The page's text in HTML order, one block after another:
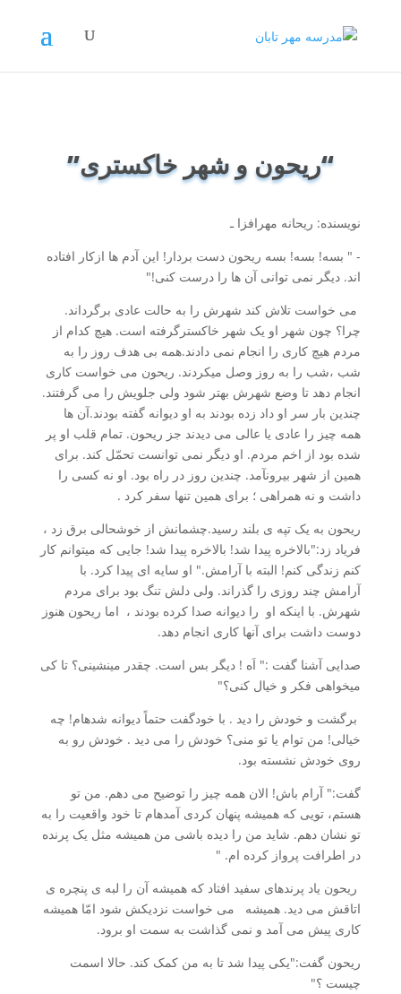
“ریحون و شهر خاکستری”
نویسنده: ریحانه مهرافزا ـ‌
- " بسه! بسه! بسه ریحون دست بردار! این­ آدم­ ها ازکار افتاده
­اند. دیگر نمی ­توانی آن­ ها را درست کنی!"
می­ خواست تلاش ­کند شهرش را به حالت عادی برگرداند.
چرا؟ چون شهر او یک شهر خاکسترگرفته است. هیچ ­کدام از
مردم هیچ­ کاری را انجام نمی ­دادند.همه بی ­هدف روز را به
شب­ ،شب را به روز وصل می­کردند. ریحون می­ خواست کاری
انجام دهد تا وضع شهرش بهتر شود ولی جلویش را می ­گرفتند.
چندین بار سر او داد زده بودند به او دیوانه گفته بودند.آن ­ها
همه چیز را عادی یا عالی می دیدند جز ریحون. تمام قلب او پر
شده بود از اخم مردم. او دیگر نمی ­توانست تحمّل ­کند. برای
همین از شهر بیرون­آمد. چندین روز در راه بود. او نه ­کسی را
داشت و نه همراهی ؛ برای همین تنها سفر کرد .
ریحون به یک تپه ­ی بلند رسید.چشمانش از خوشحالی برق زد ،
فریاد زد:"بالاخره پیدا شد! بالاخره پیدا شد! جایی که می­توانم ­کار
کنم زندگی ­کنم! البته با آرامش." او سایه ­ای پیدا کرد. با
آرامش چند روزی را گذراند. ولی دلش­ تنگ بود برای مردم
شهرش. با این­که او را دیوانه صدا کرده بودند ، اما ریحون هنوز
دوست داشت برای آنها کاری انجام دهد.
صدایی ­آشنا گفت :" اَه ! دیگر بس است. چقدر می­نشینی؟ تا کی
می­خواهی فکر و خیال کنی؟"
برگشت و خودش را دید . با خودگفت حتماً دیوانه شده­ام! چه
خیالی! من توام یا تو منی؟ خودش را می دید . خودش رو به
روی خودش نشسته بود.
گفت:" آرام باش! الان همه چیز را توضیح می دهم. من تو
هستم، تویی که همیشه پنهان­ کردی­ آمده­ام تا خود واقعیت را به
تو نشان دهم. شاید من را دیده باشی من همیشه مثل یک پرنده
در اطرافت پرواز کرده ­ام. "
ریحون یاد پرنده­ای سفید افتاد که همیشه آن را لبه ­ی پنچره­ ی
اتاقش می ­دید. همیشه می­ خواست نزدیکش شود امّا همیشه
کاری پیش می آمد و نمی­ گذاشت به سمت او برود.
ریحون گفت:"یکی پیدا شد تا به من کمک کند. حالا اسمت
چیست ؟"